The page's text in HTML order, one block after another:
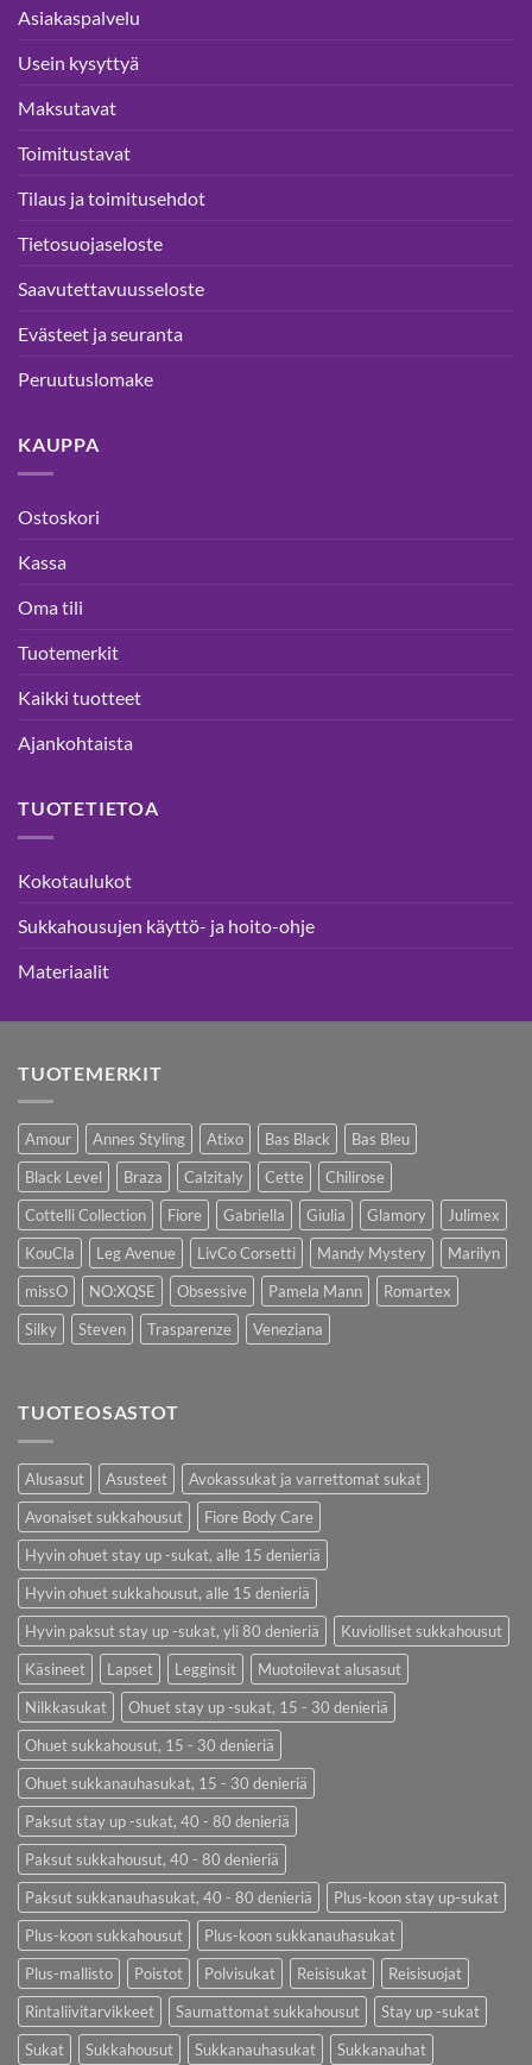
Asiakaspalvelu
Usein kysyttyä
Maksutavat
Toimitustavat
Tilaus ja toimitusehdot
Tietosuojaseloste
Saavutettavuusseloste
Evästeet ja seuranta
Peruutuslomake
KAUPPA
Ostoskori
Kassa
Oma tili
Tuotemerkit
Kaikki tuotteet
Ajankohtaista
TUOTETIETOA
Kokotaulukot
Sukkahousujen käyttö- ja hoito-ohje
Materiaalit
TUOTEMERKIT
Amour Annes Styling Atixo Bas Black
Bas Bleu
Black Level
Braza Calzitaly Cette
Chilirose
Cottelli Collection
Fiore Gabriella Giulia Glamory
Julimex
KouCla
Leg Avenue LivCo Corsetti Mandy Mystery
Marilyn
missO
NO:XQSE Obsessive Pamela Mann
Romartex
Silky
Steven Trasparenze Veneziana
TUOTEOSASTOT
Alusasut Asusteet
Avokassukat ja varrettomat sukat
Avonaiset sukkahousut
Fiore Body Care
Hyvin ohuet stay up -sukat, alle 15 denieriä
Hyvin ohuet sukkahousut, alle 15 denieriä
Hyvin paksut stay up -sukat, yli 80 denieriä
Kuviolliset sukkahousut
Käsineet
Lapset Legginsit
Muotoilevat alusasut
Nilkkasukat
Ohuet stay up -sukat, 15 - 30 denieriä
Ohuet sukkahousut, 15 - 30 denieriä
Ohuet sukkanauhasukat, 15 - 30 denieriä
Paksut stay up -sukat, 40 - 80 denieriä
Paksut sukkahousut, 40 - 80 denieriä
Paksut sukkanauhasukat, 40 - 80 denieriä
Plus-koon stay up-sukat
Plus-koon sukkahousut
Plus-koon sukkanauhasukat
Plus-mallisto
Poistot Polvisukat Reisisukat
Reisisuojat
Rintaliivitarvikkeet
Saumattomat sukkahousut
Stay up -sukat
Sukat
Sukkahousut Sukkanauhasukat Sukkanauhat